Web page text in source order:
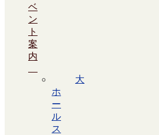
ベ
ン
ト
案
内
大
ホ
ー
ル
ス